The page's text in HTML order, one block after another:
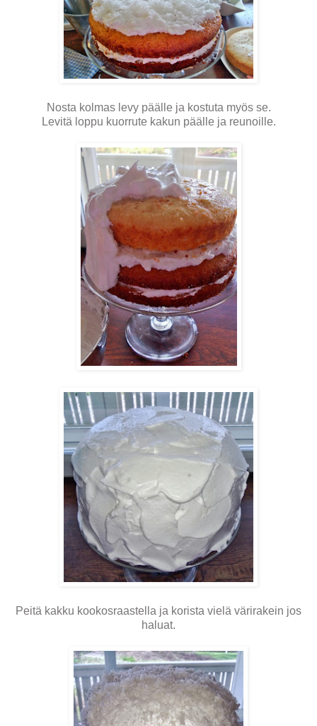
Nosta kolmas levy päälle ja kostuta myös se.
Levitä loppu kuorrute kakun päälle ja reunoille.
Peitä kakku kookosraastella ja korista vielä värirakein jos
haluat.